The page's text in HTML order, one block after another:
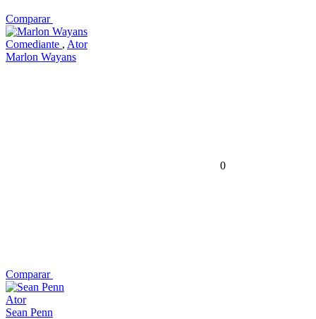
Comparar
Comediante , Ator
Marlon Wayans
0
Comparar
Ator
Sean Penn